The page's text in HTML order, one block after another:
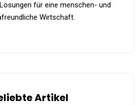
für eine menschen- und
Wirtschaft.
Artikel